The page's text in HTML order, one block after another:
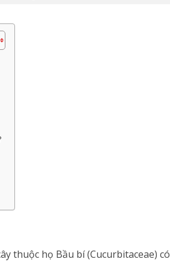
thuộc họ Bầu bí (Cucurbitaceae) có